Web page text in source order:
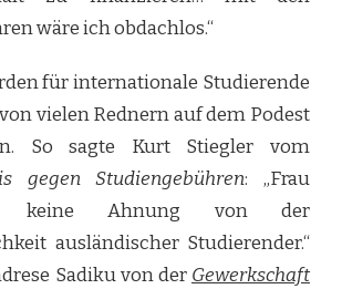
wäre ich obdachlos.“
für internationale Studierende
vielen Rednern auf dem Podest
So sagte Kurt Stiegler vom
gegen Studiengebühren: „Frau
keine Ahnung von der
ausländischer Studierender.“
Sadiku von der Gewerkschaft